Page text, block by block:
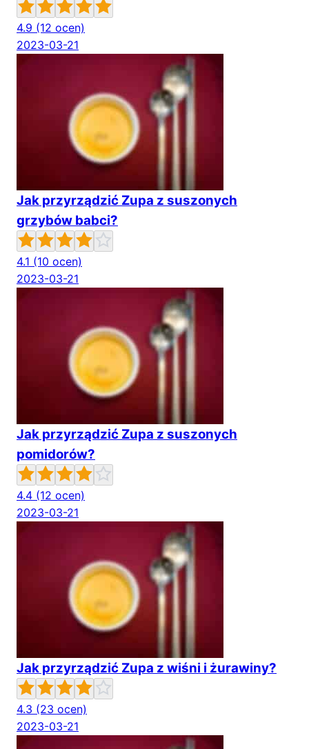
4.9 (12 ocen)
2023-03-21
Jak przyrządzić Zupa z suszonych
grzybów babci?
4.1 (10 ocen)
2023-03-21
Jak przyrządzić Zupa z suszonych
pomidorów?
4.4 (12 ocen)
2023-03-21
Jak przyrządzić Zupa z wiśni i żurawiny?
4.3 (23 ocen)
2023-03-21